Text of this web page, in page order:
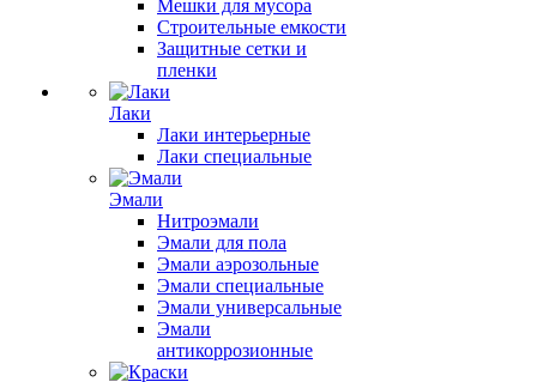
Мешки для мусора
Строительные емкости
Защитные сетки и
пленки
Лаки
Лаки интерьерные
Лаки специальные
Эмали
Нитроэмали
Эмали для пола
Эмали аэрозольные
Эмали специальные
Эмали универсальные
Эмали
антикоррозионные